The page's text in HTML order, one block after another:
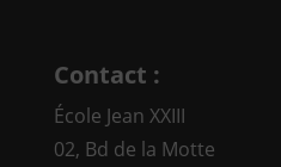
Contact :
École Jean XXIII
02, Bd de la Motte